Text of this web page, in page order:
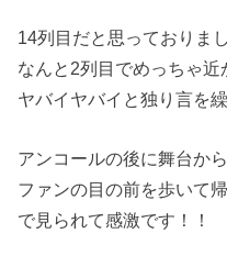
14列目だと思っておりま
なんと2列目でめっちゃ
ヤバイヤバイと独り言を
アンコールの後に舞台か
ファンの目の前を歩いて
で見られて感激です！！